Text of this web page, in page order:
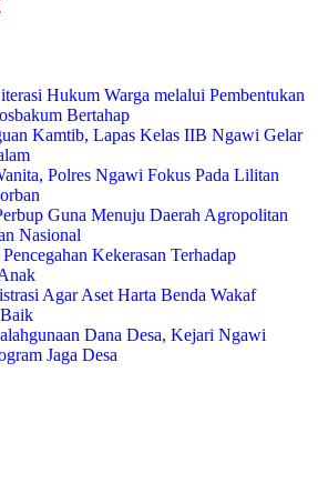
Hukum Warga melalui Pembentukan
Bertahap
Kamtib, Lapas Kelas IIB Ngawi Gelar
Polres Ngawi Fokus Pada Lilitan
Guna Menuju Daerah Agropolitan
Nasional
Kekerasan Terhadap
Agar Aset Harta Benda Wakaf
Dana Desa, Kejari Ngawi
Jaga Desa